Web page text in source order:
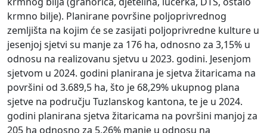
krmno bilje). Planirane površine poljoprivrednog
zemljišta na kojim će se zasijati poljoprivredne kulture u
jesenjoj sjetvi su manje za 176 ha, odnosno za 3,15% u
odnosu na realizovanu sjetvu u 2023. godini. Jesenjom
sjetvom u 2024. godini planirana je sjetva žitaricama na
površini od 3.689,5 ha, što je 68,29% ukupnog plana
sjetve na području Tuzlanskog kantona, te je u 2024.
godini planirana sjetva žitaricama na površini manjoj za
205 ha odnosno za 5,26% manje u odnosu na